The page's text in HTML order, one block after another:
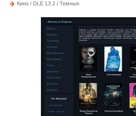
Кино / DLE 13.2 / Темные